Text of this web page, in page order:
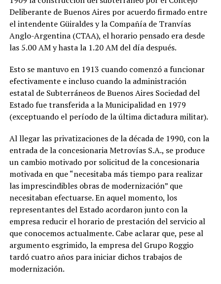
Deliberante de Buenos Aires por acuerdo firmado entre
el intendente Güiraldes y la Compañía de Tranvías
Anglo-Argentina (CTAA), el horario pensado era desde
las 5.00 AM y hasta la 1.20 AM del día después.
Esto se mantuvo en 1913 cuando comenzó a funcionar
efectivamente e incluso cuando la administración
estatal de Subterráneos de Buenos Aires Sociedad del
Estado fue transferida a la Municipalidad en 1979
(exceptuando el período de la última dictadura militar).
Al llegar las privatizaciones de la década de 1990, con la
entrada de la concesionaria Metrovías S.A., se produce
un cambio motivado por solicitud de la concesionaria
motivada en que “necesitaba más tiempo para realizar
las imprescindibles obras de modernización” que
necesitaban efectuarse. En aquel momento, los
representantes del Estado acordaron junto con la
empresa reducir el horario de prestación del servicio al
que conocemos actualmente. Cabe aclarar que, pese al
argumento esgrimido, la empresa del Grupo Roggio
tardó cuatro años para iniciar dichos trabajos de
modernización.